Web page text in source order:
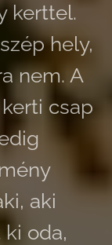
kerttel.
hely,
nem. A
csap
aki
oda,